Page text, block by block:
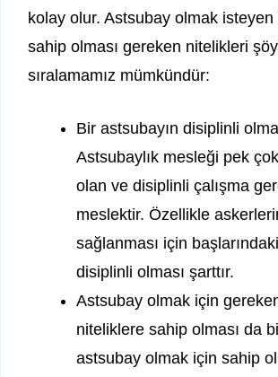
kolay olur. Astsubay olmak
sahip olması gereken nitelikleri
sıralamamız mümkündür:
Bir astsubayın disiplinli
Astsubaylık mesleği pek
olan ve disiplinli çalışma
meslektir. Özellikle
sağlanması için
disiplinli olması şarttır.
Astsubay olmak için
niteliklere sahip olması da
astsubay olmak için sahip